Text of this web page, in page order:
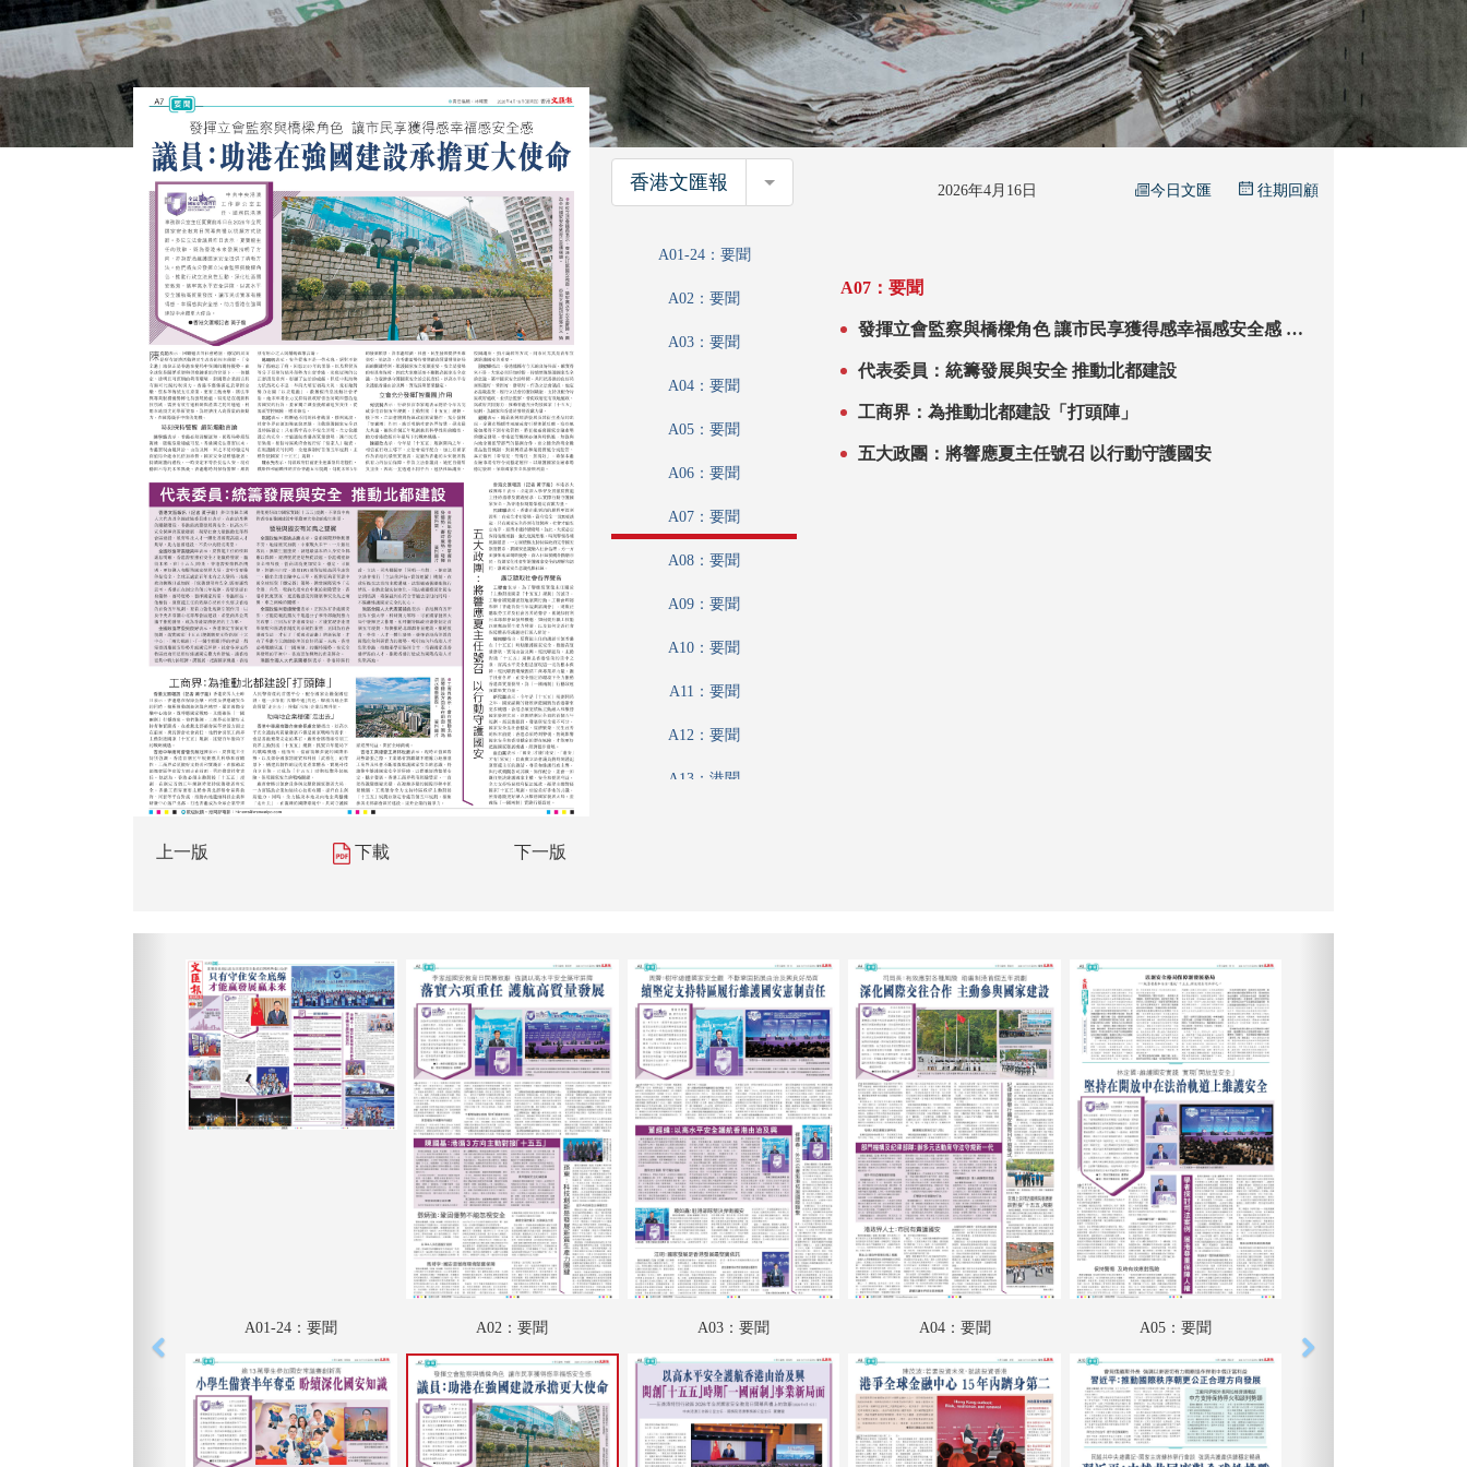
上一版 下載 下一版
香港文匯報 香港文匯報 2026年4月16日 今日文匯 往期回顧
A01-24：要聞
A02：要聞
A03：要聞
A04：要聞
A05：要聞
A06：要聞
A07：要聞
A08：要聞
A09：要聞
A10：要聞
A11：要聞
A12：要聞
A13：港聞
A18：文江學海
A19：娛樂
A20：星光
A21：文化視野
A22：專題
A23：國際
B01：財經
B02：財經
B04：娛樂
B05：體育
A07：要聞
發揮立會監察與橋樑角色 讓市民享獲得感幸福感安全感 議
代表委員：統籌發展與安全 推動北都建設
工商界：為推動北都建設「打頭陣」
五大政團：將響應夏主任號召 以行動守護國安
A01-24：要聞 A02：要聞 A03：要聞 A04：要聞 A05：要聞